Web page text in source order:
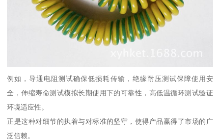
例如，导通电阻测试确保低损耗传输，绝缘耐压测试保障使用安
全，伸缩寿命测试模拟长期使用下的可靠性，高低温循环测试验证
环境适应性。
正是这种对细节的执着与对标准的坚守，使得产品赢得了市场的广
泛信赖。